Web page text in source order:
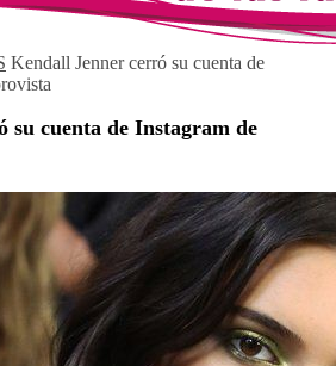
Kendall Jenner cerró su cuenta de
su cuenta de Instagram de